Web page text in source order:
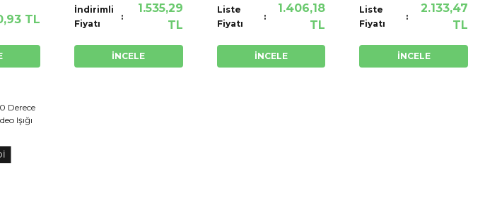
TL
İndirimli
Fiyatı
1.535,29
TL
İNCELE
Liste
Fiyatı
1.406,18
TL
İNCELE
Liste
Fiyatı
2.133,47
TL
İNCELE